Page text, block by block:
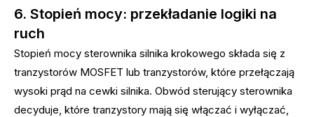
6. Stopień mocy: przekładanie logiki na
ruch
Stopień mocy sterownika silnika krokowego składa się z
tranzystorów MOSFET lub tranzystorów, które przełączają
wysoki prąd na cewki silnika. Obwód sterujący sterownika
decyduje, które tranzystory mają się włączać i wyłączać,